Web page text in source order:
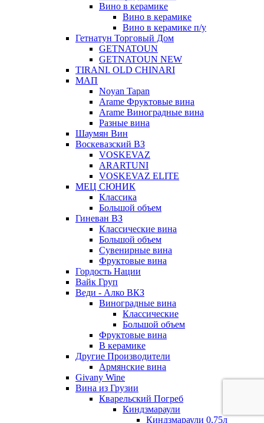
Вино в керамике
Вино в керамике
Вино в керамике п/у
Гетнатун Торговый Дом
GETNATOUN
GETNATOUN NEW
TIRANI. OLD CHINARI
МАП
Noyan Tapan
Arame Фруктовые вина
Arame Виноградные вина
Разные вина
Шаумян Вин
Воскевазский ВЗ
VOSKEVAZ
ARARTUNI
VOSKEVAZ ELITE
МЕЦ СЮНИК
Классика
Большой объем
Гиневан ВЗ
Классические вина
Большой объем
Сувенирные вина
Фруктовые вина
Гордость Нации
Вайк Груп
Веди - Алко ВКЗ
Виноградные вина
Классические
Большой объем
Фруктовые вина
В керамике
Другие Производители
Армянские вина
Givany Wine
Вина из Грузии
Кварельский Погреб
Киндзмараули
Киндзмараули 0,75л